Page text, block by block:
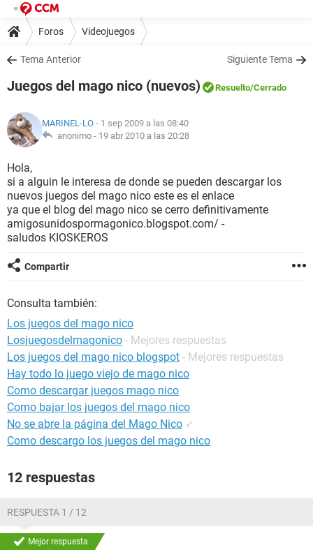
Foros Videojuegos
Tema Anterior Siguiente Tema
Juegos del mago nico (nuevos) Resuelto/Cerrado
MARINEL-LO - 1 sep 2009 a las 08:40
anonimo - 19 abr 2010 a las 20:28
Hola,
si a alguin le interesa de donde se pueden descargar los
nuevos juegos del mago nico este es el enlace
ya que el blog del mago nico se cerro definitivamente
amigosunidospormagonico.blogspot.com/ -
saludos KIOSKEROS
Compartir
Consulta también:
Los juegos del mago nico
Losjuegosdelmagonico - Mejores respuestas
Los juegos del mago nico blogspot - Mejores respuestas
Hay todo lo juego viejo de mago nico
Como descargar juegos mago nico
Como bajar los juegos del mago nico
No se abre la página del Mago Nico ✓
Como descargo los juegos del mago nico
12 respuestas
RESPUESTA 1 / 12
Mejor respuesta